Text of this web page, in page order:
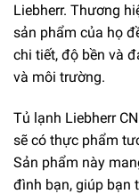
Liebherr. Thương
sản phẩm của họ
chi tiết, độ bền và
và môi trường.
Tủ lạnh Liebherr
sẽ có thực phẩm
Sản phẩm này
đình bạn, giúp bạn